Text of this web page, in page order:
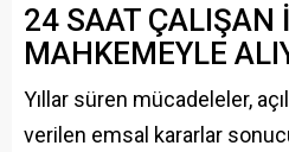
24 SAAT ÇALIŞAN
MAHKEMEYLE
Yıllar süren mücadeleler,
verilen emsal kararlar